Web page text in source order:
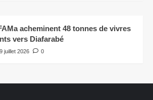
acheminent 48 tonnes de vivres
vers Diafarabé
juillet 2026 0